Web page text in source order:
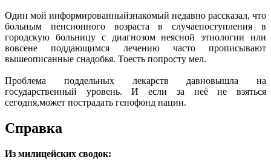
Один мой информированныйзнакомый недавно рассказал, что
больным пенсионного возраста в случаепоступления в
городскую больницу с диагнозом неясной этиологии или
вовсене поддающимся лечению часто прописывают
вышеописанные снадобья. Тоесть попросту мел.
Проблема поддельных лекарств давновышла на
государственный уровень. И если за неё не взяться
сегодня,может пострадать генофонд нации.
Справка
Из милицейских сводок: